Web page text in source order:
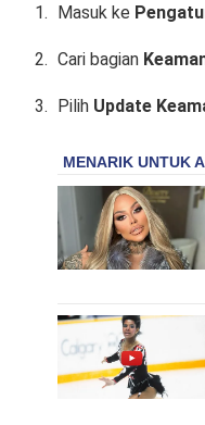
Masuk ke
Cari bagian
Pilih Update